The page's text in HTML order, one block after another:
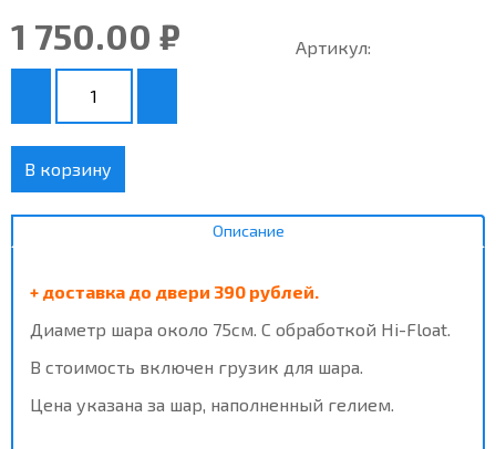
1 750.00 ₽ Артикул:
В корзину
Описание
+ доставка до двери 390 рублей.
Диаметр шара около 75см. С обработкой Hi-Float.
В стоимость включен грузик для шара.
Цена указана за шар, наполненный гелием.